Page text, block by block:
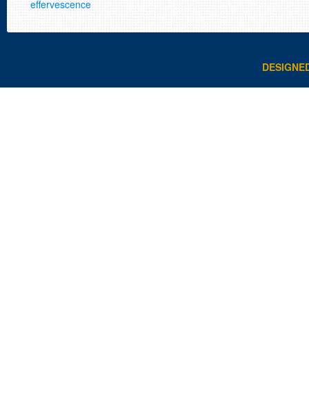
effervescence